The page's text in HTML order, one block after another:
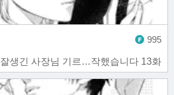
잘생긴 사장님 기르…작했습니다 13화
995